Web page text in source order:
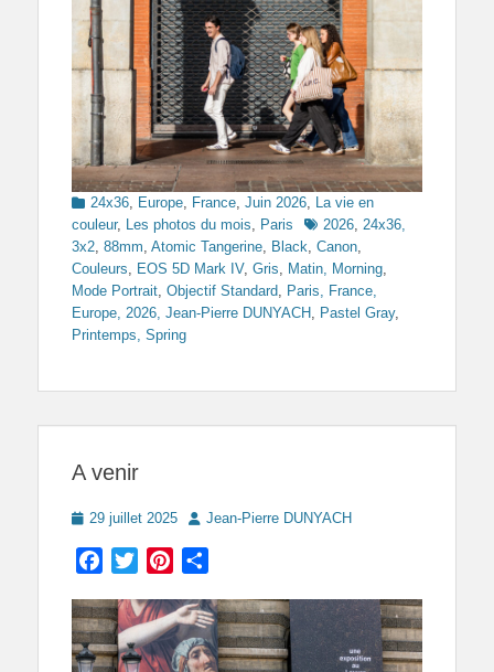
Categories
24x36, Europe, France, Juin 2026, La vie en
couleur, Les photos du mois, Paris Tags2026, 24x36,
3x2, 88mm, Atomic Tangerine, Black, Canon,
Couleurs, EOS 5D Mark IV, Gris, Matin, Morning,
Mode Portrait, Objectif Standard, Paris, France,
Europe, 2026, Jean-Pierre DUNYACH , Pastel Gray,
Printemps, Spring
A venir
Posted
29 juillet 2025 Author
Jean-Pierre DUNYACH
Facebook
TwitterPinterest